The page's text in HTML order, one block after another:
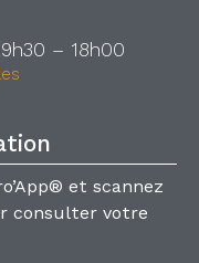
– 18h00
et scannez
consulter votre